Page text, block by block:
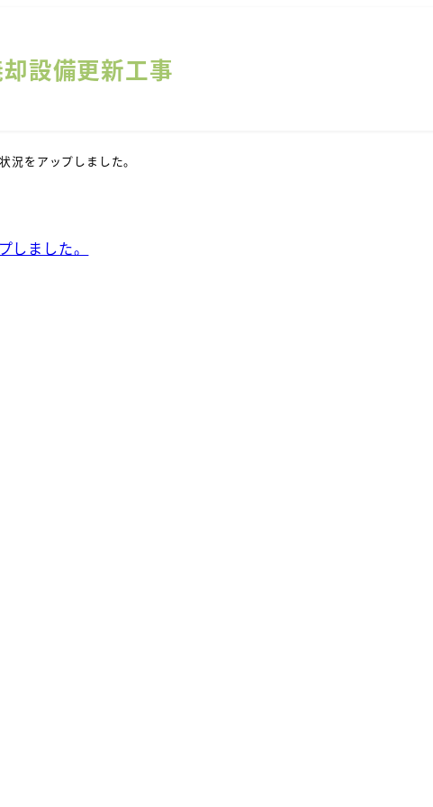
設備更新工事
況をアップしました。
しました。